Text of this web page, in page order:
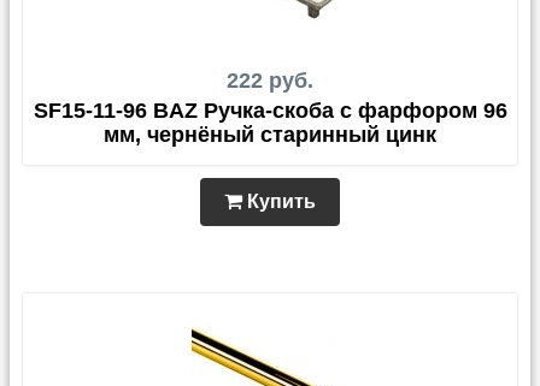
222 руб.
SF15-11-96 BAZ Ручка-скоба с фарфором 96
мм, чернёный старинный цинк
Купить